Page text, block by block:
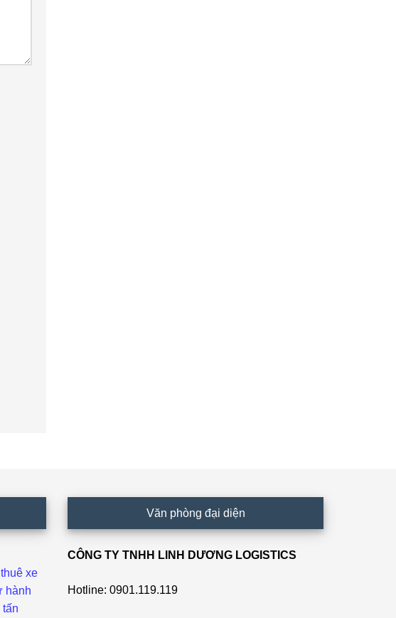
Văn phòng đại diện
CÔNG TY TNHH LINH DƯƠNG LOGISTICS
Hotline: 0901.119.119